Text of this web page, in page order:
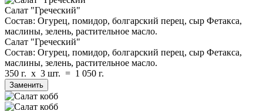
Салат "Греческий"
Состав: Огурец, помидор, болгарский перец, сыр Фетакса,
маслины, зелень, растительное масло.
Салат "Греческий"
Состав: Огурец, помидор, болгарский перец, сыр Фетакса,
маслины, зелень, растительное масло.
350 г. x 3 шт. = 1 050 г.
Заменить